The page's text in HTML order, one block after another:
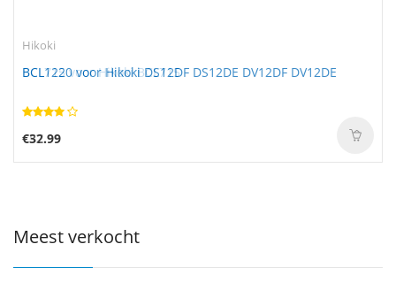
Hikoki
BCL1220 voor Hikoki DS12DF DS12DE DV12DF DV12DE
€32.99
Meest verkocht